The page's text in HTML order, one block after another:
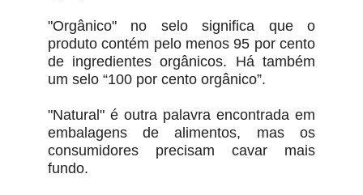
"Orgânico" no selo significa que o
produto contém pelo menos 95 por cento
de ingredientes orgânicos. Há também
um selo “100 por cento orgânico”.
"Natural" é outra palavra encontrada em
embalagens de alimentos, mas os
consumidores precisam cavar mais
fundo.